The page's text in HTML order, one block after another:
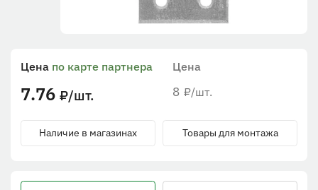
Цена
8 ₽/шт.
Цена по карте партнера
7.76 ₽/шт.
Наличие в магазинах Товары для монтажа